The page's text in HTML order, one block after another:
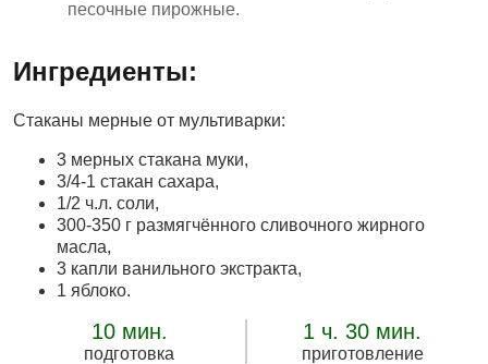
песочные пирожные.
Ингредиенты:
Стаканы мерные от мультиварки:
3 мерных стакана муки,
3/4-1 стакан сахара,
1/2 ч.л. соли,
300-350 г размягчённого сливочного жирного
масла,
3 капли ванильного экстракта,
1 яблоко.
10 мин.
подготовка
1 ч. 30 мин.
приготовление